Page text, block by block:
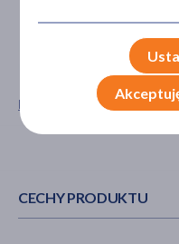
Pokaż wszystkie produkty
CECHY PRODUKTU